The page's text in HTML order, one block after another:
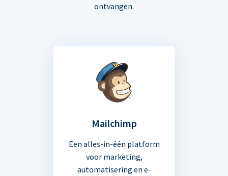
ontvangen.
Mailchimp
Een alles-in-één platform
voor marketing,
automatisering en e-